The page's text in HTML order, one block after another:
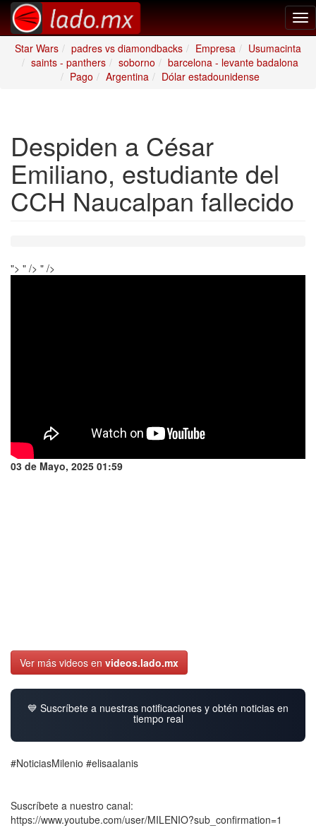
Star Wars
padres vs diamondbacks Empresa
Usumacinta
saints - panthers
soborno
barcelona - levante badalona
Pago
Argentina Dólar estadounidense
Despiden a César
Emiliano, estudiante del
CCH Naucalpan fallecido
"> " /> " />
03 de Mayo, 2025 01:59
Ver más videos en videos.lado.mx
💙 Suscríbete a nuestras notificaciones y obtén noticias en
tiempo real
#NoticiasMilenio #elisaalanis
Suscríbete a nuestro canal:
https://www.youtube.com/user/MILENIO?sub_confirmation=1